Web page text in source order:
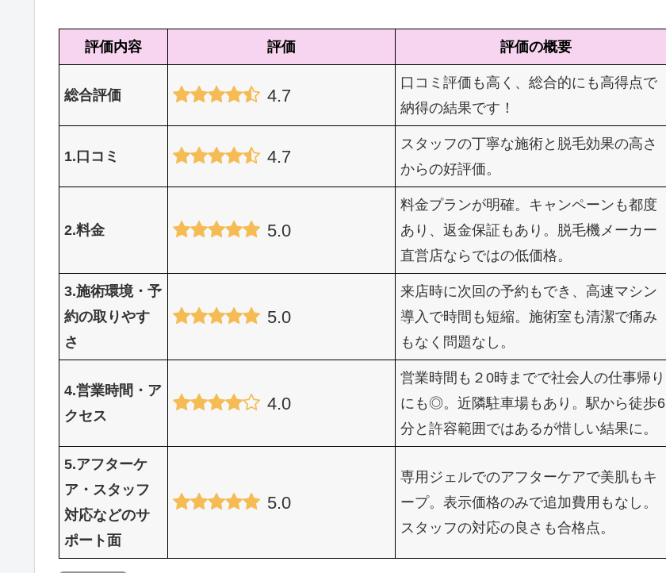
評価内容 評価 評価の概要
総合評価 4.7
口コミ評価も高く、総合的にも高得点で
納得の結果です！
1.口コミ 4.7
スタッフの丁寧な施術と脱毛効果の高さ
からの好評価。
2.料金 5.0
料金プランが明確。キャンペーンも都度
あり、返金保証もあり。脱毛機メーカー
直営店ならではの低価格。
3.施術環境・予
約の取りやす
さ
5.0
来店時に次回の予約もでき、高速マシン
導入で時間も短縮。施術室も清潔で痛み
もなく問題なし。
4.営業時間・ア
クセス
4.0
営業時間も２0時までで社会人の仕事帰り
にも◎。近隣駐車場もあり。駅から徒歩6
分と許容範囲ではあるが惜しい結果に。
5.アフターケ
ア・スタッフ
対応などのサ
ポート面
5.0
専用ジェルでのアフターケアで美肌もキ
ープ。表示価格のみで追加費用もなし。
スタッフの対応の良さも合格点。